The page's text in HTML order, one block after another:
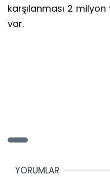
karşılanması 2
var.
YORUMLAR